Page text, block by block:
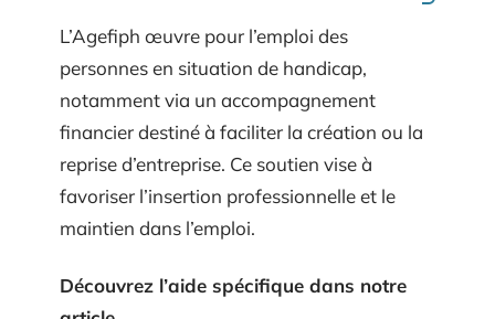
L’Agefiph œuvre pour l’emploi des
personnes en situation de handicap,
notamment via un accompagnement
financier destiné à faciliter la création ou la
reprise d’entreprise. Ce soutien vise à
favoriser l’insertion professionnelle et le
maintien dans l’emploi.
Découvrez l’aide spécifique dans notre